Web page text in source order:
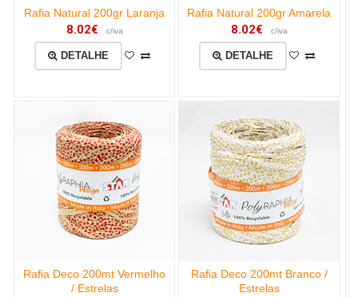
Rafia Natural 200gr Laranja
8.02€ c/iva
DETALHE
Rafia Natural 200gr Amarela
8.02€ c/iva
DETALHE
Rafia Deco 200mt Vermelho
/ Estrelas
Rafia Deco 200mt Branco /
Estrelas